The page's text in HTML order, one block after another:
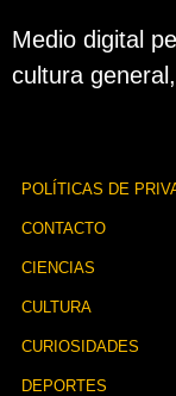
Medio digital
cultura
POLÍTICAS DE
CONTACTO
CIENCIAS
CULTURA
CURIOSIDADES
DEPORTES